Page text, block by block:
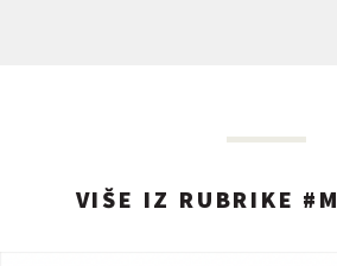
VIŠE IZ RUBRIKE